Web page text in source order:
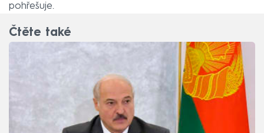
pohřešuje.
Čtěte také